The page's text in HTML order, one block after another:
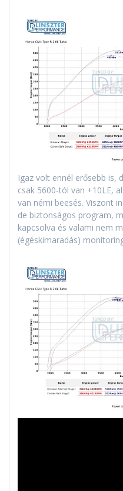
Igaz volt ennél erősebb is,
csak 5600-tól van +10LE,
van némi beesés. Viszont
de biztonságos program,
kapcsolva és valami nem
(égéskimaradás)